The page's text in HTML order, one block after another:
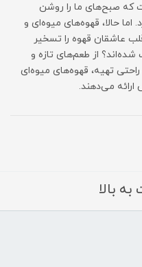
که صبح‌های ما را روشن
حالا، قهوه‌های میوه‌ای و
عاشقان قهوه را تسخیر
شده‌اند؟ از طعم‌های تازه و
تهیه، قهوه‌های میوه‌ای
می‌دهند.
بالا